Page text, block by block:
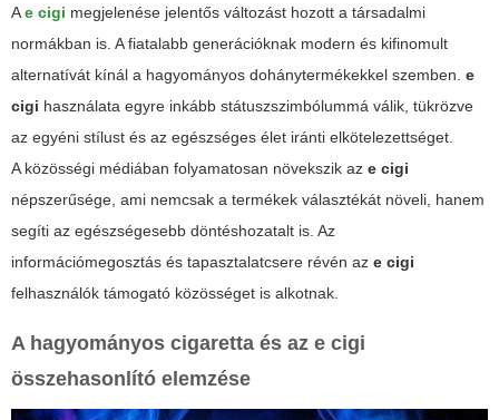
Ae cigi megjelenése jelentős változást hozott a társadalmi
normákban is. A fiatalabb generációknak modern és kifinomult
alternatívát kínál a hagyományos dohánytermékekkel szemben. e
cigi használata egyre inkább státuszszimbólummá válik, tükrözve
az egyéni stílust és az egészséges élet iránti elkötelezettséget.
A közösségi médiában folyamatosan növekszik az e cigi
népszerűsége, ami nemcsak a termékek választékát növeli, hanem
segíti az egészségesebb döntéshozatalt is. Az
információmegosztás és tapasztalatcsere révén az e cigi
felhasználók támogató közösséget is alkotnak.
A hagyományos cigaretta és az e cigi
összehasonlító elemzése